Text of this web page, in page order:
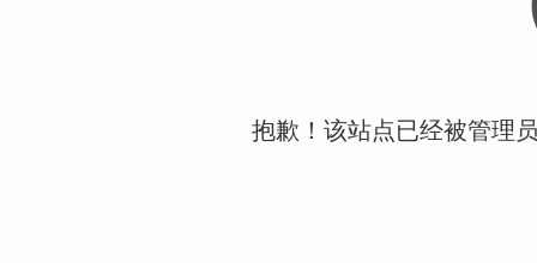
抱歉！该站点已经被管理